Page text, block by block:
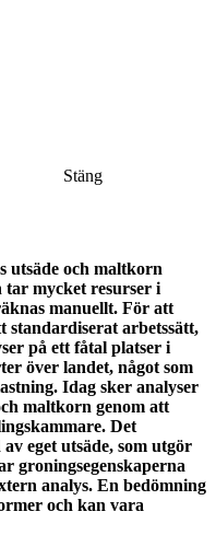
Stäng
utsäde och maltkorn
tar mycket resurser i
manuellt. För att
standardiserat arbetssätt,
på ett fåtal platser i
över landet, något som
Idag sker analyser
maltkorn genom att
Det
eget utsäde, som utgör
groningsegenskaperna
analys. En bedömning
och kan vara